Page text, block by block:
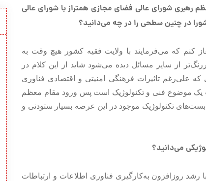
شورای عالی فضای مجازی همتراز با شورای عالی
در چنین سطحی را در چه می‌دانید؟
کنم که می‌فرمایند با ولایت فقیه کشور هیچ وقت به
از سایر مسائل دیده می‌شود شاید از این کلام در
علی‌رغم تاثیرات فرهنگی امنیتی و اقتصادی فناوری
یک موضوع فنی و تکنولوژیک است پس ورود مقام معظم
تکنولوژیک موجود در این عرصه بسیار ستودنی و
می‌دانید؟
روزافزون به‌کارگیری فناوری اطلاعات و ارتباطات